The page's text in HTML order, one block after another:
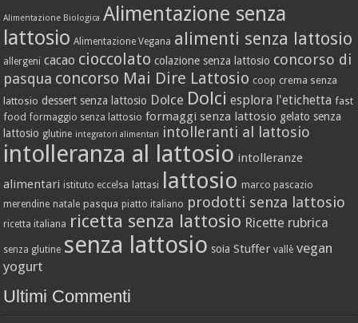
Alimentazione Biologica Alimentazione senza
lattosio Alimentazione Vegana alimenti senza lattosio
allergeni cacao cioccolato colazione senza lattosio concorso di
pasqua concorso Mai Dire Lattosio coop crema senza
lattosio dessert senza lattosio Dolce Dolci esplora l'etichetta fast
food formaggio senza lattosio formaggi senza lattosio gelato senza
lattosio glutine integratori alimentari intolleranti al lattosio
intolleranza al lattosio intolleranze
alimentari istituto eccelsa lattasi lattosio marco pascazio
merendine natale pasqua piatto italiano prodotti senza lattosio
ricetta italiana ricetta senza lattosio Ricette rubrica
senza glutine senza lattosio soia Stuffer vallè vegan
yogurt
Ultimi Commenti